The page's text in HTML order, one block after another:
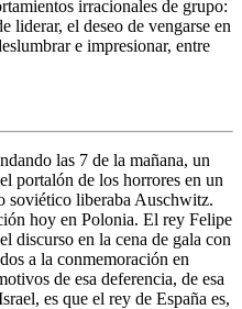
irracionales de grupo:
liderar, el deseo de vengarse en
e impresionar, entre
las 7 de la mañana, un
portalón de los horrores en un
soviético liberaba Auschwitz.
hoy en Polonia. El rey Felipe
discurso en la cena de gala con
a la conmemoración en
de esa deferencia, de esa
es que el rey de España es,